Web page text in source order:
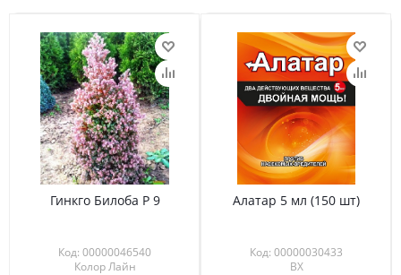
Гинкго Билоба Р 9
Код: 00000046540
Колор Лайн
Алатар 5 мл (150 шт)
Код: 00000030433
ВХ